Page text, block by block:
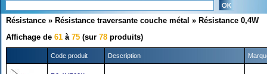
Résistance » Résistance traversante couche métal » Résistance 0,4W
Affichage de 61 à 75 (sur 78 produits)
Code produit Description